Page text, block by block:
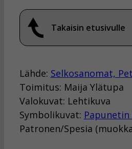
Takaisin etusivulle
Lähde: Selkosanomat,
Toimitus: Maija Ylätupa
Valokuvat: Lehtikuva
Symbolikuvat:
Patronen/Spesia